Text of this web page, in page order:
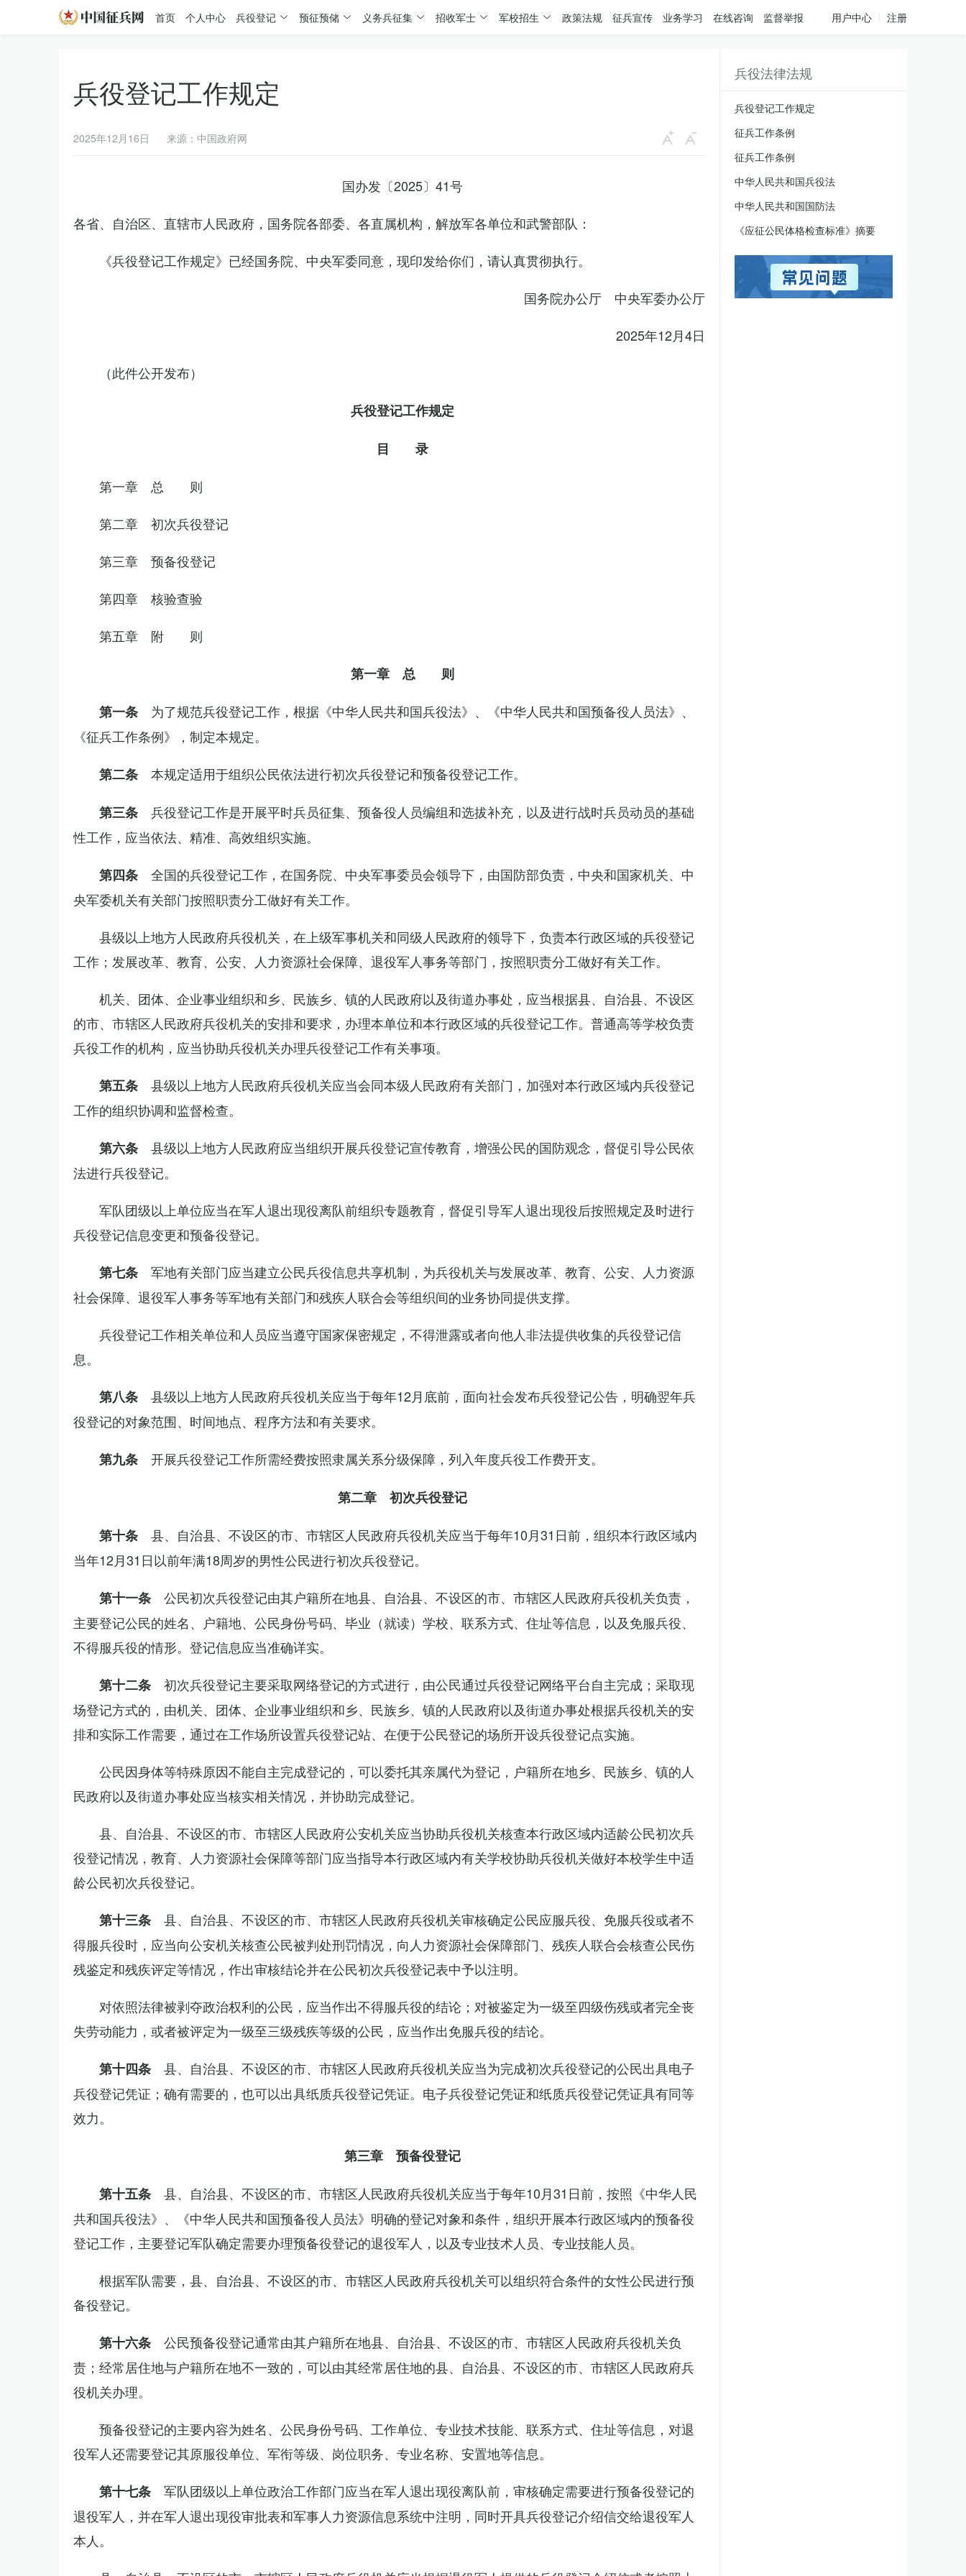
首页 个人中心 兵役登记 预征预储 义务兵征集 招收军士 军校招生 政策法规 征兵宣传 业务学习 在线咨询 监督举报 用户中心 注册
兵役登记工作规定
2025年12月16日 来源：中国政府网
国办发〔2025〕41号
各省、自治区、直辖市人民政府，国务院各部委、各直属机构，解放军各单位和武警部队：
《兵役登记工作规定》已经国务院、中央军委同意，现印发给你们，请认真贯彻执行。
国务院办公厅 中央军委办公厅
2025年12月4日
（此件公开发布）
兵役登记工作规定
目 录
第一章 总 则
第二章 初次兵役登记
第三章 预备役登记
第四章 核验查验
第五章 附 则
第一章 总 则
第一条 为了规范兵役登记工作，根据《中华人民共和国兵役法》、《中华人民共和国预备役人员法》、
《征兵工作条例》，制定本规定。
第二条 本规定适用于组织公民依法进行初次兵役登记和预备役登记工作。
第三条 兵役登记工作是开展平时兵员征集、预备役人员编组和选拔补充，以及进行战时兵员动员的基础
性工作，应当依法、精准、高效组织实施。
第四条 全国的兵役登记工作，在国务院、中央军事委员会领导下，由国防部负责，中央和国家机关、中
央军委机关有关部门按照职责分工做好有关工作。
县级以上地方人民政府兵役机关，在上级军事机关和同级人民政府的领导下，负责本行政区域的兵役登记
工作；发展改革、教育、公安、人力资源社会保障、退役军人事务等部门，按照职责分工做好有关工作。
机关、团体、企业事业组织和乡、民族乡、镇的人民政府以及街道办事处，应当根据县、自治县、不设区
的市、市辖区人民政府兵役机关的安排和要求，办理本单位和本行政区域的兵役登记工作。普通高等学校负责
兵役工作的机构，应当协助兵役机关办理兵役登记工作有关事项。
第五条 县级以上地方人民政府兵役机关应当会同本级人民政府有关部门，加强对本行政区域内兵役登记
工作的组织协调和监督检查。
第六条 县级以上地方人民政府应当组织开展兵役登记宣传教育，增强公民的国防观念，督促引导公民依
法进行兵役登记。
军队团级以上单位应当在军人退出现役离队前组织专题教育，督促引导军人退出现役后按照规定及时进行
兵役登记信息变更和预备役登记。
第七条 军地有关部门应当建立公民兵役信息共享机制，为兵役机关与发展改革、教育、公安、人力资源
社会保障、退役军人事务等军地有关部门和残疾人联合会等组织间的业务协同提供支撑。
兵役登记工作相关单位和人员应当遵守国家保密规定，不得泄露或者向他人非法提供收集的兵役登记信
息。
第八条 县级以上地方人民政府兵役机关应当于每年12月底前，面向社会发布兵役登记公告，明确翌年兵
役登记的对象范围、时间地点、程序方法和有关要求。
第九条 开展兵役登记工作所需经费按照隶属关系分级保障，列入年度兵役工作费开支。
第二章 初次兵役登记
第十条 县、自治县、不设区的市、市辖区人民政府兵役机关应当于每年10月31日前，组织本行政区域内
当年12月31日以前年满18周岁的男性公民进行初次兵役登记。
第十一条 公民初次兵役登记由其户籍所在地县、自治县、不设区的市、市辖区人民政府兵役机关负责，
主要登记公民的姓名、户籍地、公民身份号码、毕业（就读）学校、联系方式、住址等信息，以及免服兵役、
不得服兵役的情形。登记信息应当准确详实。
第十二条 初次兵役登记主要采取网络登记的方式进行，由公民通过兵役登记网络平台自主完成；采取现
场登记方式的，由机关、团体、企业事业组织和乡、民族乡、镇的人民政府以及街道办事处根据兵役机关的安
排和实际工作需要，通过在工作场所设置兵役登记站、在便于公民登记的场所开设兵役登记点实施。
公民因身体等特殊原因不能自主完成登记的，可以委托其亲属代为登记，户籍所在地乡、民族乡、镇的人
民政府以及街道办事处应当核实相关情况，并协助完成登记。
县、自治县、不设区的市、市辖区人民政府公安机关应当协助兵役机关核查本行政区域内适龄公民初次兵
役登记情况，教育、人力资源社会保障等部门应当指导本行政区域内有关学校协助兵役机关做好本校学生中适
龄公民初次兵役登记。
第十三条 县、自治县、不设区的市、市辖区人民政府兵役机关审核确定公民应服兵役、免服兵役或者不
得服兵役时，应当向公安机关核查公民被判处刑罚情况，向人力资源社会保障部门、残疾人联合会核查公民伤
残鉴定和残疾评定等情况，作出审核结论并在公民初次兵役登记表中予以注明。
对依照法律被剥夺政治权利的公民，应当作出不得服兵役的结论；对被鉴定为一级至四级伤残或者完全丧
失劳动能力，或者被评定为一级至三级残疾等级的公民，应当作出免服兵役的结论。
第十四条 县、自治县、不设区的市、市辖区人民政府兵役机关应当为完成初次兵役登记的公民出具电子
兵役登记凭证；确有需要的，也可以出具纸质兵役登记凭证。电子兵役登记凭证和纸质兵役登记凭证具有同等
效力。
第三章 预备役登记
第十五条 县、自治县、不设区的市、市辖区人民政府兵役机关应当于每年10月31日前，按照《中华人民
共和国兵役法》、《中华人民共和国预备役人员法》明确的登记对象和条件，组织开展本行政区域内的预备役
登记工作，主要登记军队确定需要办理预备役登记的退役军人，以及专业技术人员、专业技能人员。
根据军队需要，县、自治县、不设区的市、市辖区人民政府兵役机关可以组织符合条件的女性公民进行预
备役登记。
第十六条 公民预备役登记通常由其户籍所在地县、自治县、不设区的市、市辖区人民政府兵役机关负
责；经常居住地与户籍所在地不一致的，可以由其经常居住地的县、自治县、不设区的市、市辖区人民政府兵
役机关办理。
预备役登记的主要内容为姓名、公民身份号码、工作单位、专业技术技能、联系方式、住址等信息，对退
役军人还需要登记其原服役单位、军衔等级、岗位职务、专业名称、安置地等信息。
第十七条 军队团级以上单位政治工作部门应当在军人退出现役离队前，审核确定需要进行预备役登记的
退役军人，并在军人退出现役审批表和军事人力资源信息系统中注明，同时开具兵役登记介绍信交给退役军人
本人。
兵役法律法规
兵役登记工作规定
征兵工作条例
征兵工作条例
中华人民共和国兵役法
中华人民共和国国防法
《应征公民体格检查标准》摘要